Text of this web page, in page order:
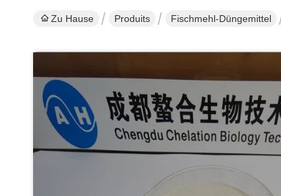
Zu Hause Produits Fischmehl-Düngemittel